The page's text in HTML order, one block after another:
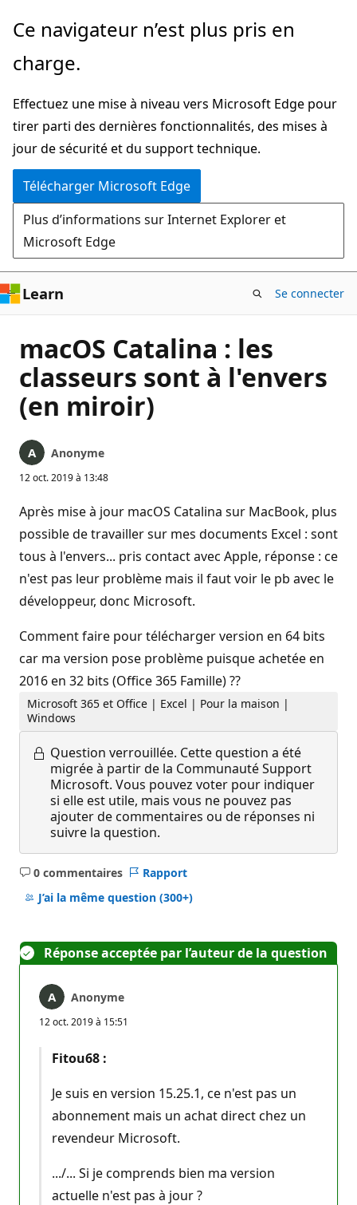
Passer
directement
au
principal
Ce navigateur n’est plus pris en
charge.
Effectuez une mise à niveau vers Microsoft Edge pour
tirer parti des dernières fonctionnalités, des mises à
jour de sécurité et du support technique.
Télécharger Microsoft Edge
Plus d’informations sur Internet Explorer et
Microsoft Edge
Learn Se connecter
macOS Catalina : les
classeurs sont à l'envers
(en miroir)
Anonyme
12 oct. 2019 à 13:48
Après mise à jour macOS Catalina sur MacBook, plus
possible de travailler sur mes documents Excel : sont
tous à l'envers... pris contact avec Apple, réponse : ce
n'est pas leur problème mais il faut voir le pb avec le
développeur, donc Microsoft.
Comment faire pour télécharger version en 64 bits
car ma version pose problème puisque achetée en
2016 en 32 bits (Office 365 Famille) ??
Microsoft 365 et Office | Excel | Pour la maison |
Windows
Question verrouillée. Cette question a été
migrée à partir de la Communauté Support
Microsoft. Vous pouvez voter pour indiquer
si elle est utile, mais vous ne pouvez pas
ajouter de commentaires ou de réponses ni
suivre la question.
0 commentaires
Aucun
commentaire
Rapport
J’ai la même question (300+)
Réponse acceptée par l’auteur de la question
Anonyme
12 oct. 2019 à 15:51
Fitou68 :
Je suis en version 15.25.1, ce n'est pas un
abonnement mais un achat direct chez un
revendeur Microsoft.
.../... Si je comprends bien ma version
actuelle n'est pas à jour ?